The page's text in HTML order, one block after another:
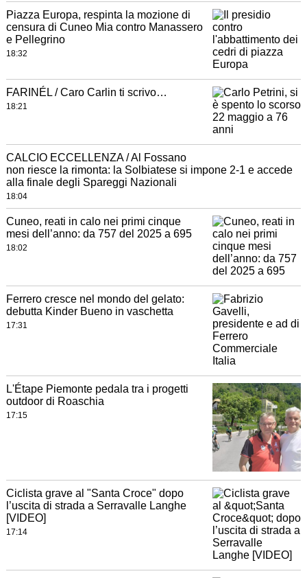
Piazza Europa, respinta la mozione di
censura di Cuneo Mia contro Manassero
e Pellegrino
18:32
FARINÉL / Caro Carlin ti scrivo…
18:21
CALCIO ECCELLENZA / Al Fossano
non riesce la rimonta: la Solbiatese si impone 2-1 e accede
alla finale degli Spareggi Nazionali
18:04
Cuneo, reati in calo nei primi cinque
mesi dell’anno: da 757 del 2025 a 695
18:02
Ferrero cresce nel mondo del gelato:
debutta Kinder Bueno in vaschetta
17:31
L'Étape Piemonte pedala tra i progetti
outdoor di Roaschia
17:15
Ciclista grave al "Santa Croce" dopo
l’uscita di strada a Serravalle Langhe
[VIDEO]
17:14